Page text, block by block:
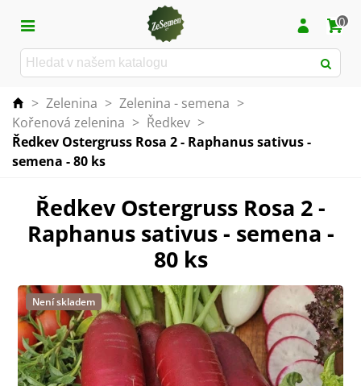
0
> Zelenina > Zelenina - semena >
Kořenová zelenina > Ředkev >
Ředkev Ostergruss Rosa 2 - Raphanus sativus -
semena - 80 ks
Ředkev Ostergruss Rosa 2 -
Raphanus sativus - semena -
80 ks
Není skladem